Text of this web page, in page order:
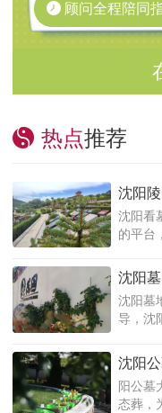
顾问全程陪同
热点推荐
沈阳
沈地
购陵
沈阳看
的平台
阳看墓
阳、抚
选择。
沈阳
少
沈阳墓
导，沈
用专业
者开展
沈阳
力量
阳公墓
态葬，